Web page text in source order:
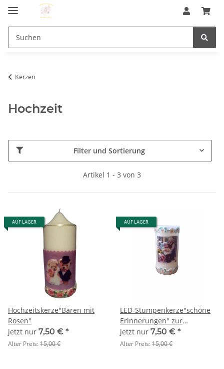
Kerzen
Hochzeit
Filter und Sortierung
Artikel 1 - 3 von 3
AUF LAGER
Hochzeitskerze"Bären mit
Rosen"
jetzt nur 7,50 € *
Alter Preis:15,00 €
AUF LAGER
LED-Stumpenkerze"schöne
Erinnerungen" zur
Goldhochzeit
SONDERANGEBOT
jetzt nur 7,50 € *
Alter Preis:15,00 €